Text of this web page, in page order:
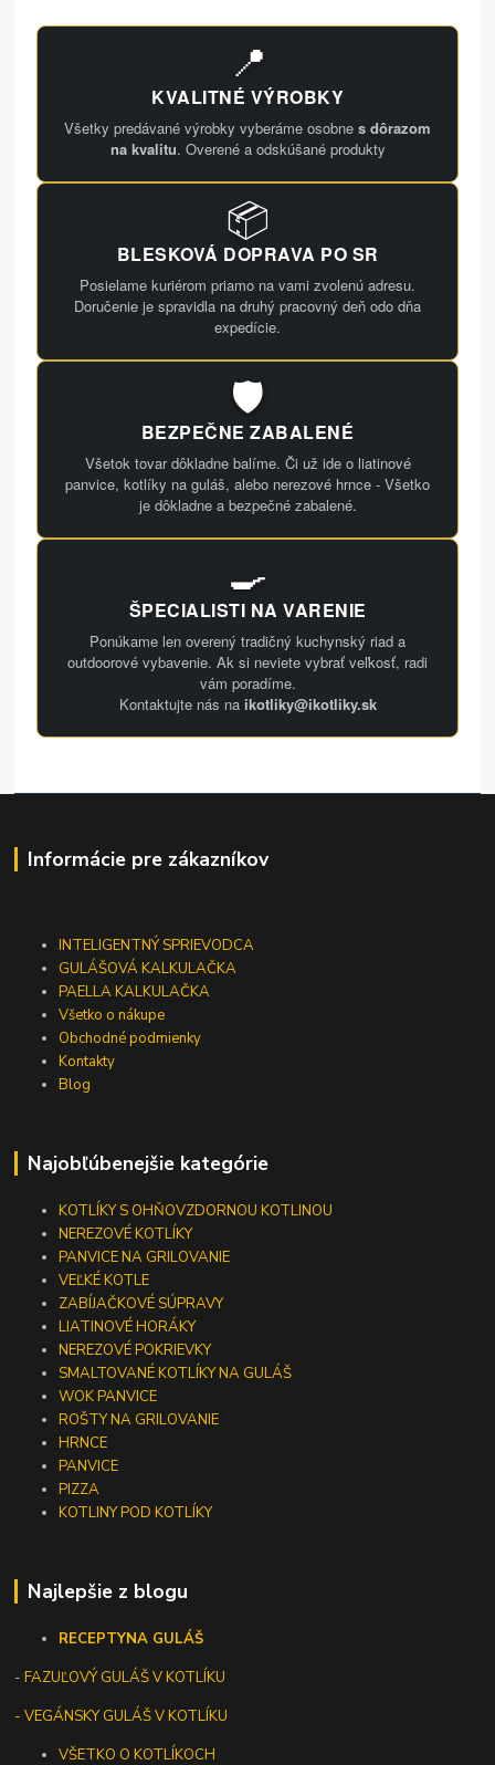
📍
KVALITNÉ VÝROBKY
Všetky predávané výrobky vyberáme osobne s dôrazom
na kvalitu. Overené a odskúšané produkty
📦
BLESKOVÁ DOPRAVA PO SR
Posielame kuriérom priamo na vami zvolenú adresu.
Doručenie je spravidla na druhý pracovný deň odo dňa
expedície.
🛡️
BEZPEČNE ZABALENÉ
Všetok tovar dôkladne balíme. Či už ide o liatinové
panvice, kotlíky na guláš, alebo nerezové hrnce - Všetko
je dôkladne a bezpečné zabalené.
🍳
ŠPECIALISTI NA VARENIE
Ponúkame len overený tradičný kuchynský riad a
outdoorové vybavenie. Ak si neviete vybrať veľkosť, radi
vám poradíme.
Kontaktujte nás na ikotliky@ikotliky.sk
Informácie pre zákazníkov
INTELIGENTNÝ SPRIEVODCA
GULÁŠOVÁ KALKULAČKA
PAELLA KALKULAČKA
Všetko o nákupe
Obchodné podmienky
Kontakty
Blog
Najobľúbenejšie kategórie
KOTLÍKY S OHŇOVZDORNOU KOTLINOU
NEREZOVÉ KOTLÍKY
PANVICE NA GRILOVANIE
VEĽKÉ KOTLE
ZABÍJAČKOVÉ SÚPRAVY
LIATINOVÉ HORÁKY
NEREZOVÉ POKRIEVKY
SMALTOVANÉ KOTLÍKY NA GULÁŠ
WOK PANVICE
ROŠTY NA GRILOVANIE
HRNCE
PANVICE
PIZZA
KOTLINY POD KOTLÍKY
Najlepšie z blogu
RECEPTYNA GULÁŠ
-FAZUĽOVÝ GULÁŠ V KOTLÍKU
- VEGÁNSKY GULÁŠ V KOTLÍKU
VŠETKO O KOTLÍKOCH